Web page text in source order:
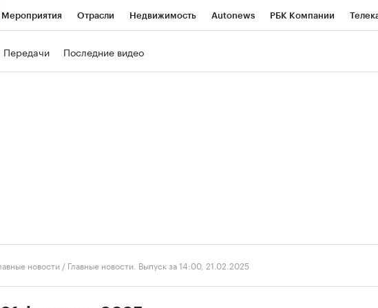
Мероприятия Отрасли Недвижимость Autonews РБК Компании
Передачи Последние видео
новости / Главные новости. Выпуск за 14:00, 21.02.2025